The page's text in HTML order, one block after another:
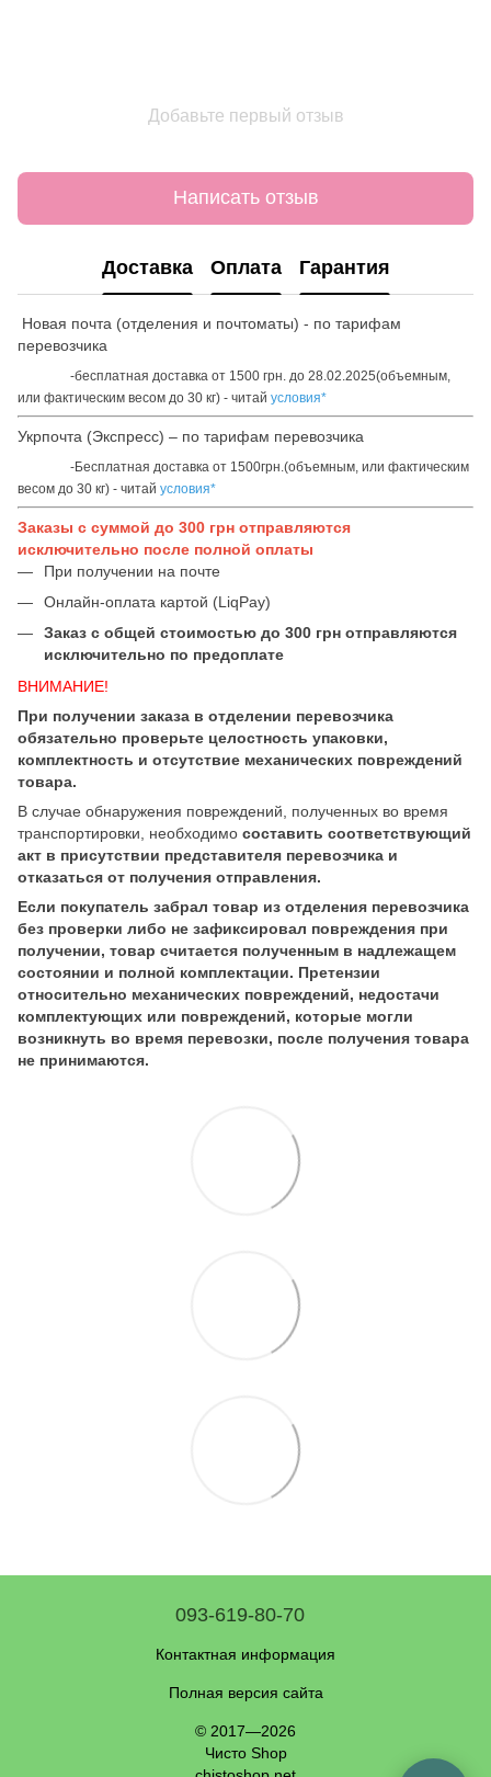
Добавьте первый отзыв
Написать отзыв
Доставка Оплата Гарантия
Новая почта (отделения и почтоматы) - по тарифам
перевозчика
-бесплатная доставка от 1500 грн. до 28.02.2025(объемным,
или фактическим весом до 30 кг) - читай условия*
Укрпочта (Экспресс) – по тарифам перевозчика
-Бесплатная доставка от 1500грн.(объемным, или фактическим
весом до 30 кг) - читай условия*
Заказы с суммой до 300 грн отправляются
исключительно после полной оплаты
При получении на почте
Онлайн-оплата картой (LiqPay)
Заказ с общей стоимостью до 300 грн отправляются
исключительно по предоплате
ВНИМАНИЕ!
При получении заказа в отделении перевозчика
обязательно проверьте целостность упаковки,
комплектность и отсутствие механических повреждений
товара.
В случае обнаружения повреждений, полученных во время
транспортировки, необходимо составить соответствующий
акт в присутствии представителя перевозчика и
отказаться от получения отправления.
Если покупатель забрал товар из отделения перевозчика
без проверки либо не зафиксировал повреждения при
получении, товар считается полученным в надлежащем
состоянии и полной комплектации. Претензии
относительно механических повреждений, недостачи
комплектующих или повреждений, которые могли
возникнуть во время перевозки, после получения товара
не принимаются.
093-619-80-70
Контактная информация
Полная версия сайта
© 2017—2026
Чисто Shop